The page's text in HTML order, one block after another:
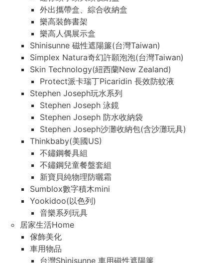
外出攜帶盒、綜合收納盒
樂高裝飾書架
樂高人偶展示盒
Shinisunne 磁性遮陽簾(台灣Taiwan)
Simplex Natura奇幻許願泡泡(台灣Taiwan)
Skin Technology(紐西蘭New Zealand)
Protect派卡瑞丁Picaridin 長效防蚊液
Stephen Joseph玩水系列
Stephen Joseph 泳鏡
Stephen Joseph 防水收納袋
Stephen Joseph沙灘收納包(含沙灘玩具)
Thinkbaby(美國US)
不鏽鋼餐具組
不鏽鋼兒童餐盤套組
新寶貝純物理防曬霜
Sumblox數字積木mini
Yookidoo(以色列)
音樂系列玩具
居家生活Home
傢飾美化
車用物品
台灣Shinisunne 車用磁性遮陽簾